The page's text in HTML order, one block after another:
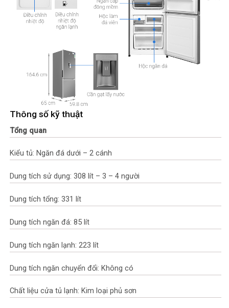
Thông số kỹ thuật
Tổng quan
Kiểu tủ: Ngăn đá dưới – 2 cánh
Dung tích sử dụng: 308 lít – 3 – 4 người
Dung tích tổng: 331 lít
Dung tích ngăn đá: 85 lít
Dung tích ngăn lạnh: 223 lít
Dung tích ngăn chuyển đổi: Không có
Chất liệu cửa tủ lạnh: Kim loại phủ sơn